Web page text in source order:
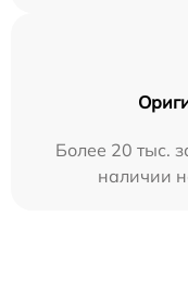
Более 20 тыс.
наличии